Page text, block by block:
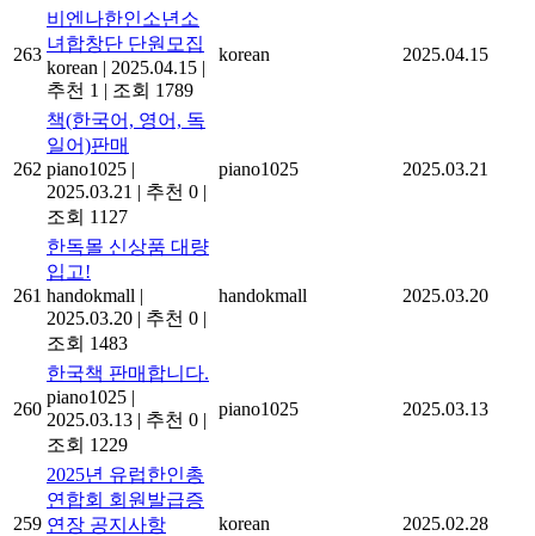
263
비엔나한인소년소
녀합창단 단원모집
korean | 2025.04.15 |
추천 1 | 조회 1789
korean 2025.04.15
262
책(한국어, 영어, 독
일어)판매
piano1025 |
2025.03.21 | 추천 0 |
조회 1127
piano1025 2025.03.21
261
한독몰 신상품 대량
입고!
handokmall |
2025.03.20 | 추천 0 |
조회 1483
handokmall 2025.03.20
260
한국책 판매합니다.
piano1025 |
2025.03.13 | 추천 0 |
조회 1229
piano1025 2025.03.13
259
2025년 유럽한인총
연합회 회원발급증
연장 공지사항
korean 2025.02.28